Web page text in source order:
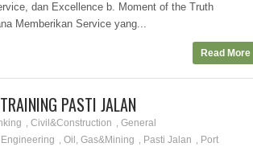
dan Excellence b. Moment of the Truth
Memberikan Service yang...
Read More
PASTI JALAN
Civil&Construction
General
Oil, Gas&Mining Pasti Jalan
Port